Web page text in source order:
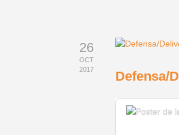
26
OCT
2017
Defensa/